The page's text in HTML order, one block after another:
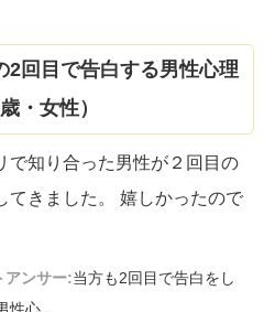
2回目で告白する男性心理
・女性）
で知り合った男性が２回目の
てきました。 嬉しかったので
アンサー:当方も2回目で告白をし